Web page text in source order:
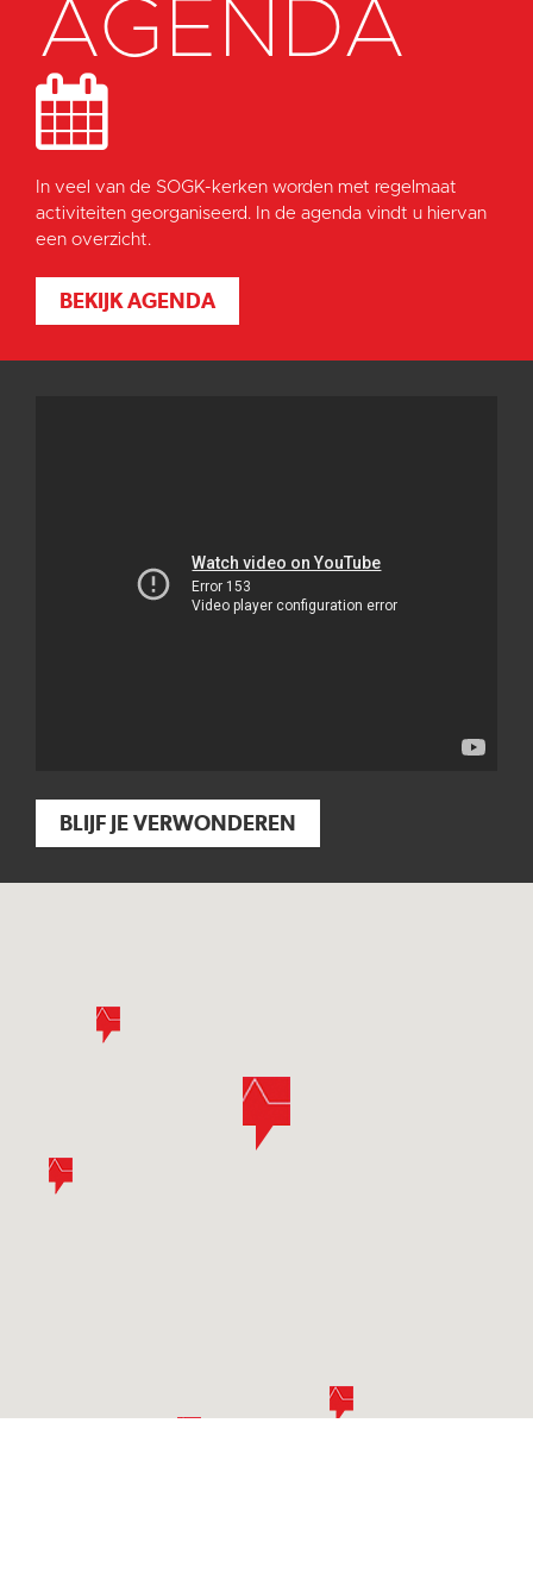
AGENDA
In veel van de SOGK-kerken worden met regelmaat
activiteiten georganiseerd. In de agenda vindt u hiervan
een overzicht.
BEKIJK AGENDA
BLIJF JE VERWONDEREN